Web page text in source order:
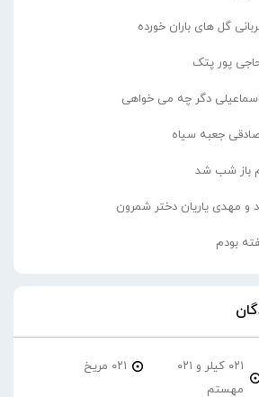
گل های باران خورده
پور پتک
دگر چه می خواهی
جعبه سیاه
باز شب شد
و مهدی یاریان دختر شمرون
بودم
۰۲۱ کیلر و ۰۲۱
مهستم
۰۲۱ مریخ